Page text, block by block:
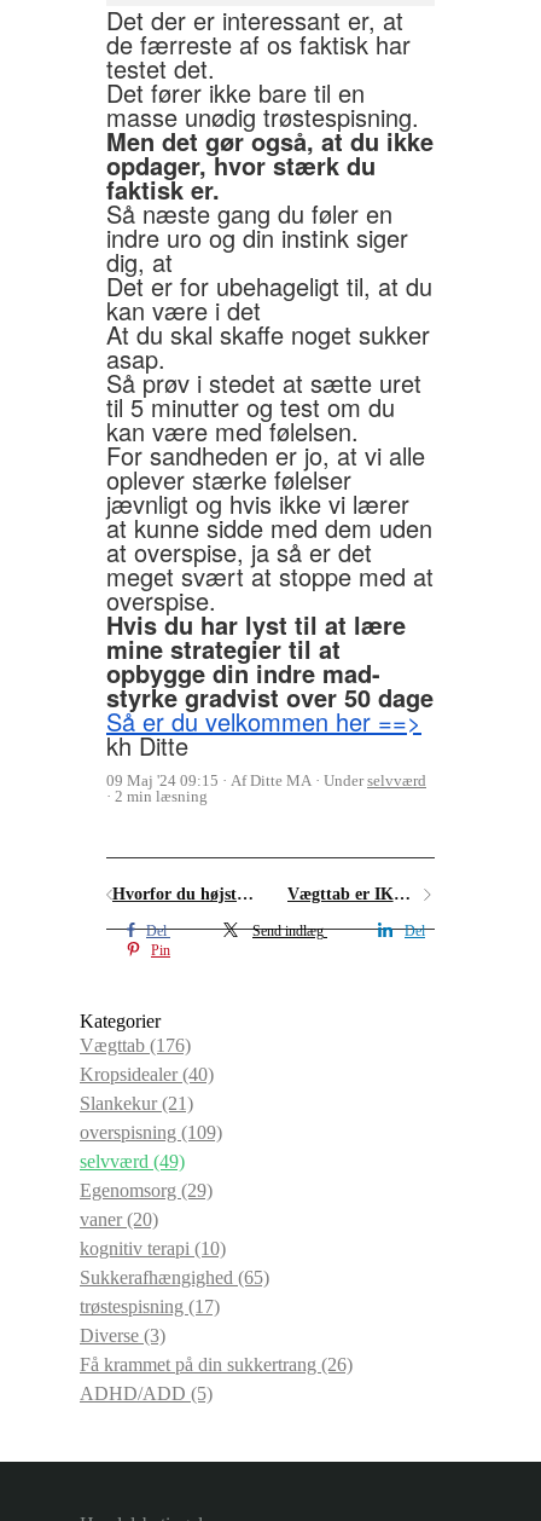
Det der er interessant er, at
de færreste af os faktisk har
testet det.
Det fører ikke bare til en
masse unødig trøstespisning.
Men det gør også, at du ikke
opdager, hvor stærk du
faktisk er.
Så næste gang du føler en
indre uro og din instink siger
dig, at
Det er for ubehageligt til, at du
kan være i det
At du skal skaffe noget sukker
asap.
Så prøv i stedet at sætte uret
til 5 minutter og test om du
kan være med følelsen.
For sandheden er jo, at vi alle
oplever stærke følelser
jævnligt og hvis ikke vi lærer
at kunne sidde med dem uden
at overspise, ja så er det
meget svært at stoppe med at
overspise.
Hvis du har lyst til at lære
mine strategier til at
opbygge din indre mad-
styrke gradvist over 50 dage
Så er du velkommen her ==>
kh Ditte
09 Maj '24 09:15 Af Ditte MA Underselvværd
2 min læsning
Hvorfor du højst sandsynligt tager mere på af at spise op, end din bedstemor Vægttab er IKKE lige let for alle
Del Send indlæg
Del
Pin
Kategorier
Vægttab (176)
Kropsidealer(40)
Slankekur(21)
overspisning (109)
selvværd (49)
Egenomsorg (29)
vaner(20)
kognitiv terapi (10)
Sukkerafhængighed (65)
trøstespisning (17)
Diverse (3)
Få krammet på din sukkertrang (26)
ADHD/ADD (5)